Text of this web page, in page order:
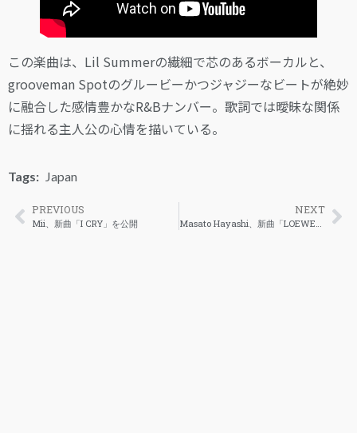
この楽曲は、Lil Summerの繊細で芯のあるボーカルと、
grooveman Spotのグルービーかつジャジーなビートが絶妙
に融合した感情豊かなR&Bナンバー。歌詞では曖昧な関係
に揺れる主人公の心情を描いている。
Tags: Japan
PREVIOUS
Mii、新曲「I CRY」を公開
NEXT
Masato Hayashi、新曲「LOEWE」をリリース